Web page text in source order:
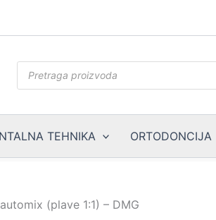
search
TEHNIKA ORTODONCIJA
(plave 1:1) – DMG